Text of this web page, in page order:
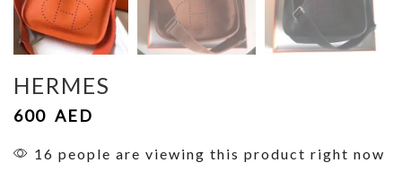
HERMES
600 AED
16 people are viewing this product right now